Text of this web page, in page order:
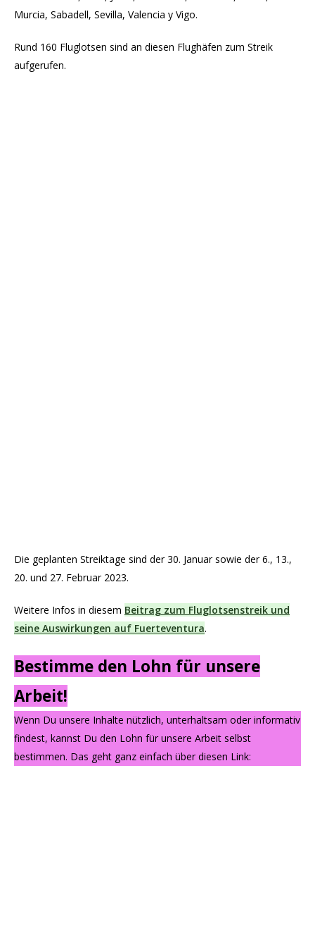
Murcia, Sabadell, Sevilla, Valencia y Vigo.
Rund 160 Fluglotsen sind an diesen Flughäfen zum Streik
aufgerufen.
Die geplanten Streiktage sind der 30. Januar sowie der 6., 13.,
20. und 27. Februar 2023.
Weitere Infos in diesem Beitrag zum Fluglotsenstreik und
seine Auswirkungen auf Fuerteventura.
Bestimme den Lohn für unsere
Arbeit!
Wenn Du unsere Inhalte nützlich, unterhaltsam oder informativ
findest, kannst Du den Lohn für unsere Arbeit selbst
bestimmen. Das geht ganz einfach über diesen Link: